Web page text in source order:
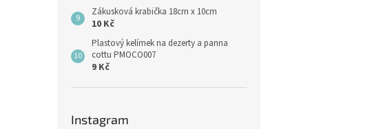
Zákusková krabička 18cm x 10cm
10 Kč
Plastový kelímek na dezerty a panna
cottu PMOCO007
9 Kč
Instagram